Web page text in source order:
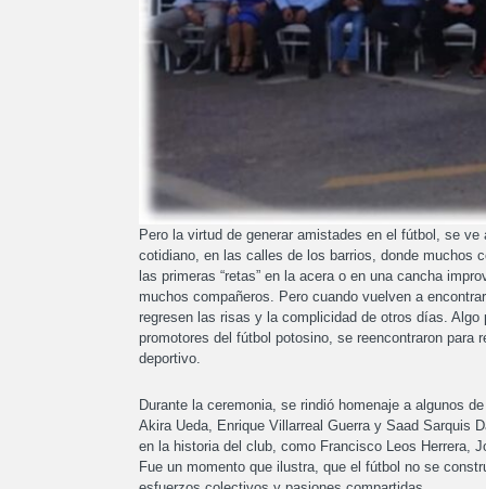
Pero la virtud de generar amistades en el fútbol, se
cotidiano, en las calles de los barrios, donde muchos
las primeras “retas” en la acera o en una cancha
muchos compañeros. Pero cuando vuelven a
regresen las risas y la complicidad de otros días.
promotores del fútbol potosino, se reencontraron para
deportivo.
Durante la ceremonia, se rindió homenaje a algunos
Akira Ueda, Enrique Villarreal Guerra y Saad Sarquis
en la historia del club, como Francisco Leos Herrera,
Fue un momento que ilustra, que el fútbol no se